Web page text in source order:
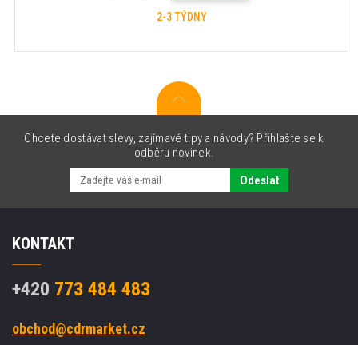
2-3 TÝDNY
Chcete dostávat slevy, zajímavé tipy a návody? Přihlašte se k
odběru novinek.
Odeslat
KONTAKT
+420 773 484 483
obchod@cdrmarket.cz